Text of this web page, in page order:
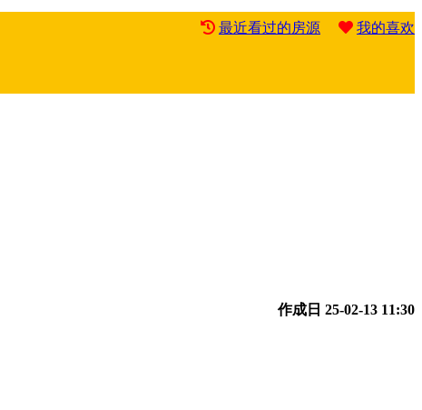
最近看过的房源 我的喜欢
作成日 25-02-13 11:30